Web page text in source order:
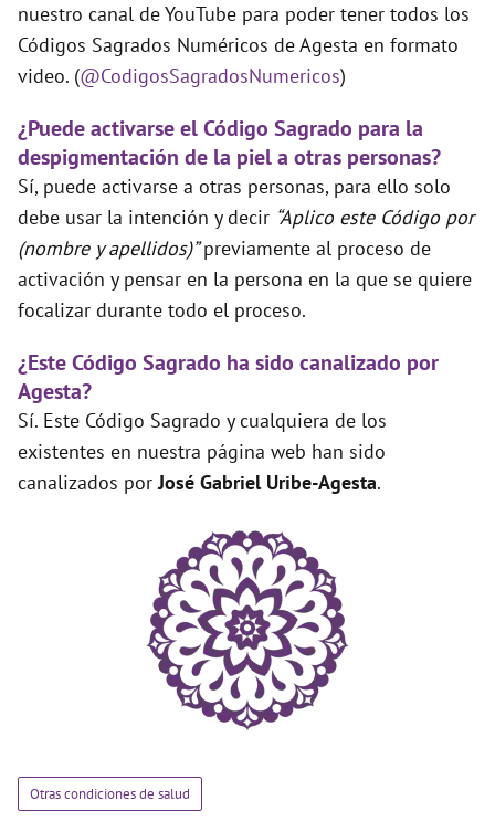
nuestro canal de YouTube para poder tener todos los
Códigos Sagrados Numéricos de Agesta en formato
video. (@CodigosSagradosNumericos)
¿Puede activarse el Código Sagrado para la
despigmentación de la piel a otras personas?
Sí, puede activarse a otras personas, para ello solo
debe usar la intención y decir “Aplico este Código por
(nombre y apellidos)”previamente al proceso de
activación y pensar en la persona en la que se quiere
focalizar durante todo el proceso.
¿Este Código Sagrado ha sido canalizado por
Agesta?
Sí. Este Código Sagrado y cualquiera de los
existentes en nuestra página web han sido
canalizados porJosé Gabriel Uribe-Agesta.
Otras condiciones de salud